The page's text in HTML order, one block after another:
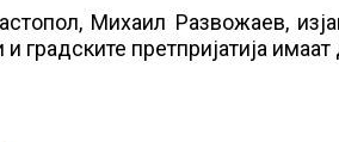
Михаил Развожаев,
градските претпријатија